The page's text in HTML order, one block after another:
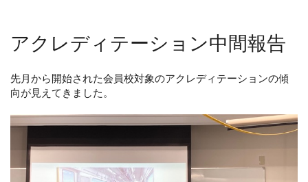
アクレディテーション中間報告
先月から開始された会員校対象のアクレディテーションの傾
向が見えてきました。